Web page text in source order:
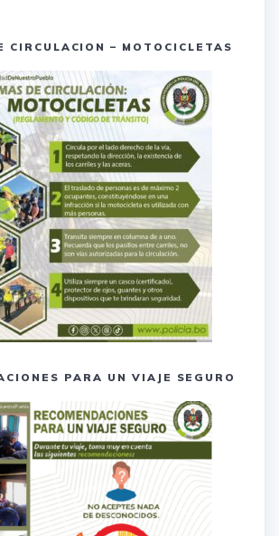
CIRCULACION – MOTOCICLETAS
PARA UN VIAJE SEGURO